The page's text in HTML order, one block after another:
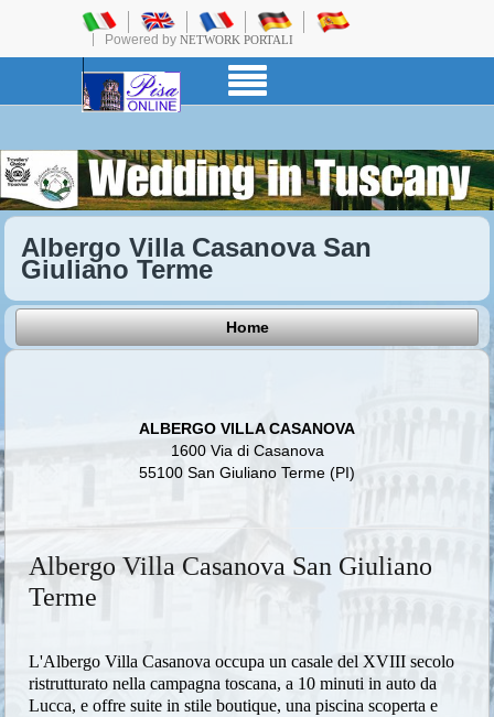
Powered by NETWORK PORTALI
Albergo Villa Casanova San
Giuliano Terme
Home
ALBERGO VILLA CASANOVA
1600 Via di Casanova
55100 San Giuliano Terme (PI)
Albergo Villa Casanova San Giuliano
Terme
L'Albergo Villa Casanova occupa un casale del XVIII secolo
ristrutturato nella campagna toscana, a 10 minuti in auto da
Lucca, e offre suite in stile boutique, una piscina scoperta e